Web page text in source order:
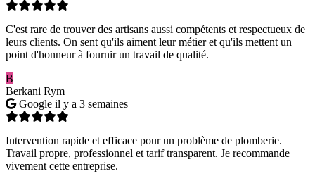
C'est rare de trouver des artisans aussi compétents et respectueux de
leurs clients. On sent qu'ils aiment leur métier et qu'ils mettent un
point d'honneur à fournir un travail de qualité.
B
Berkani Rym
Google il y a 3 semaines
Intervention rapide et efficace pour un problème de plomberie.
Travail propre, professionnel et tarif transparent. Je recommande
vivement cette entreprise.